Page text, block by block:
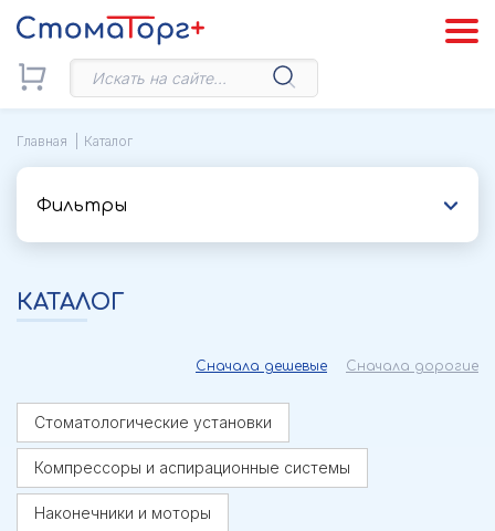
Главная Каталог
Фильтры
КАТАЛОГ
Сначала дешевые Сначала дорогие
Стоматологические установки
Компрессоры и аспирационные системы
Наконечники и моторы